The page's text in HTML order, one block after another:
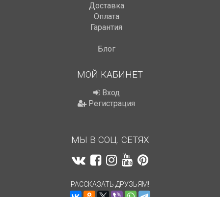
Доставка
Оплата
Гарантия
Блог
МОЙ КАБИНЕТ
Вход
Регистрация
МЫ В СОЦ. СЕТЯХ
РАССКАЗАТЬ ДРУЗЬЯМ!